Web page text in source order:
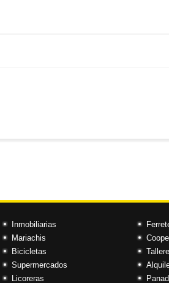
Inmobiliarias
Mariachis
Bicicletas
Supermercados
Licoreras